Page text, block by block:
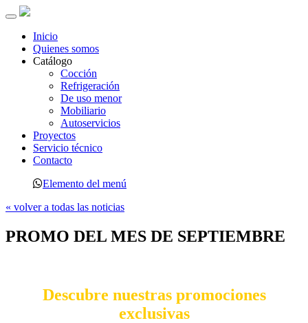
Toggle
navigation
Inicio
Quienes somos
Catálogo
Cocción
Refrigeración
De uso menor
Mobiliario
Autoservicios
Proyectos
Servicio técnico
Contacto
Elemento del menú
« volver a todas las noticias
PROMO DEL MES DE SEPTIEMBRE
Descubre nuestras promociones
exclusivas